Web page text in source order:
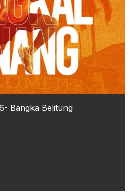
Bangka Belitung